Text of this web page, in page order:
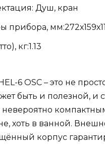
Душ, кран
прибора,
кг:1.13
6 OSC – это не
быть и полезной, и
хоть в ванной.
корпус